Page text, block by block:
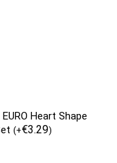
Heart Shape
(+€3.29)